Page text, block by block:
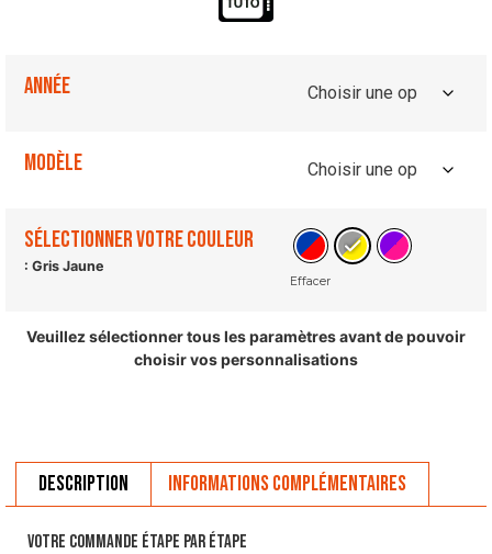
Année
Modèle
Sélectionner votre couleur
: Gris Jaune
Effacer
Veuillez sélectionner tous les paramètres avant de pouvoir
choisir vos personnalisations
Description Informations complémentaires
VOTRE COMMANDE ÉTAPE PAR ÉTAPE